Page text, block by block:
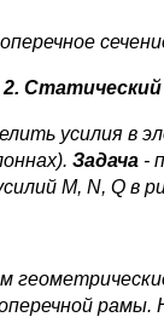
усилия в
Задача -
М, N, Q в
рамы.